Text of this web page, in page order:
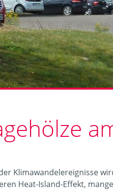
Klimawandelereignisse
Heat-Island-Effekt,